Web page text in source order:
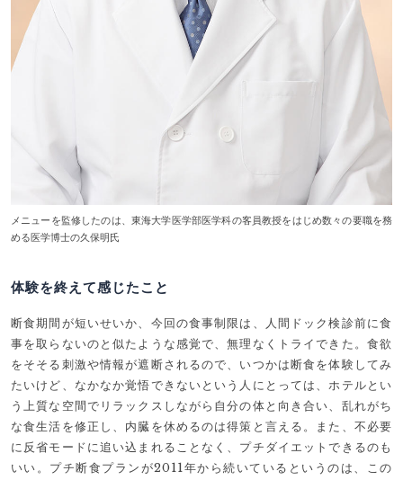
メニューを監修したのは、東海大学医学部医学科の客員教授をはじめ数々の要職を務
める医学博士の久保明氏
体験を終えて感じたこと
断食期間が短いせいか、今回の食事制限は、人間ドック検診前に食
事を取らないのと似たような感覚で、無理なくトライできた。食欲
をそそる刺激や情報が遮断されるので、いつかは断食を体験してみ
たいけど、なかなか覚悟できないという人にとっては、ホテルとい
う上質な空間でリラックスしながら自分の体と向き合い、乱れがち
な食生活を修正し、内臓を休めるのは得策と言える。また、不必要
に反省モードに追い込まれることなく、プチダイエットできるのも
いい。プチ断食プランが2011年から続いているというのは、この